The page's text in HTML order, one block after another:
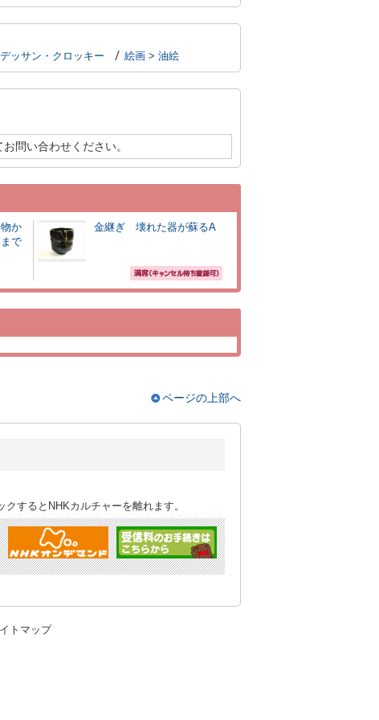
デッサン・クロッキー 絵画 >油絵
問い合わせください。
か
で
金継ぎ 壊れた器が蘇るA
ページの上部へ
するとNHKカルチャーを離れます。
トマップ